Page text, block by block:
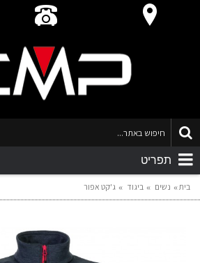
תפריט
בית נשים ביגוד ג'קט אפור